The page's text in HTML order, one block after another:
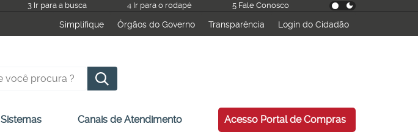
3 Ir para a busca 4 Ir para o rodapé 5 Fale Conosco
Simplifique Órgãos do Governo Transparência Login do Cidadão
Sistemas Canais de Atendimento Acesso Portal de Compras